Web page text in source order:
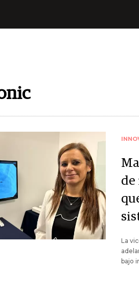
de
La
bajo